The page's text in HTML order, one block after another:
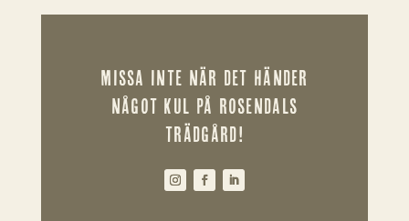
MISSA INTE NÄR DET HÄNDER
NÅGOT KUL PÅ ROSENDALS
TRÄDGÅRD!